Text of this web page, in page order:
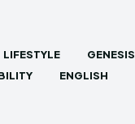
LIFESTYLE GENESIS
ENGLISH